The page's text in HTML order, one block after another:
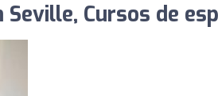
Cursos de